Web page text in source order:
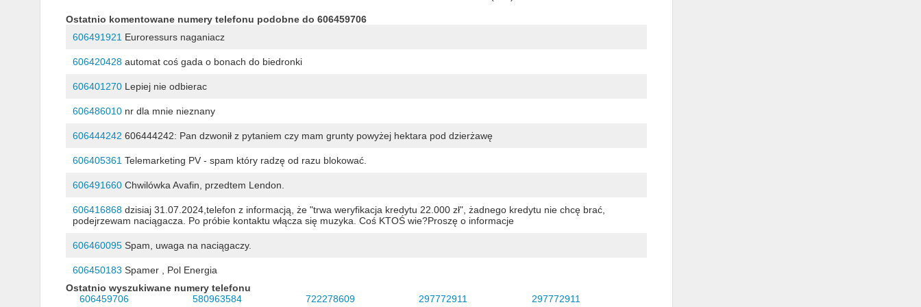
Ostatnio komentowane numery telefonu podobne do 606459706
606491921Euroressurs naganiacz
606420428automat coś gada o bonach do biedronki
606401270Lepiej nie odbierac
606486010nr dla mnie nieznany
606444242 606444242: Pan dzwonił z pytaniem czy mam grunty powyżej hektara pod dzierżawę
606405361Telemarketing PV - spam który radzę od razu blokować.
606491660Chwilówka Avafin, przedtem Lendon.
606416868dzisiaj 31.07.2024,telefon z informacją, że "trwa weryfikacja kredytu 22.000 zł", żadnego kredytu nie chcę brać,
podejrzewam naciągacza. Po próbie kontaktu włącza się muzyka. Coś KTOŚ wie?Proszę o informacje
606460095Spam, uwaga na naciągaczy.
606450183 Spamer , Pol Energia
Ostatnio wyszukiwane numery telefonu
606459706
580963584 722278609 297772911 297772911